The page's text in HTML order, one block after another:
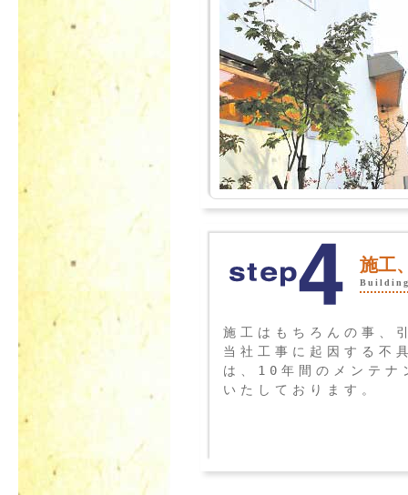
施工
施工はもちろんの事、
当社工事に起因する不
は、10年間のメンテナ
いたしております。